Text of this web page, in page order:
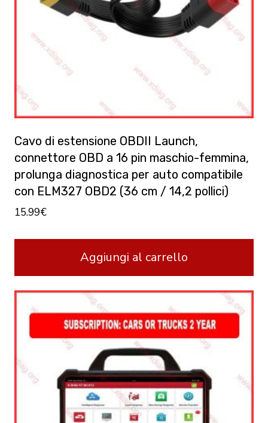
Cavo di estensione OBDII Launch,
connettore OBD a 16 pin maschio-femmina,
prolunga diagnostica per auto compatibile
con ELM327 OBD2 (36 cm / 14,2 pollici)
15.99€
Aggiungi al carrello